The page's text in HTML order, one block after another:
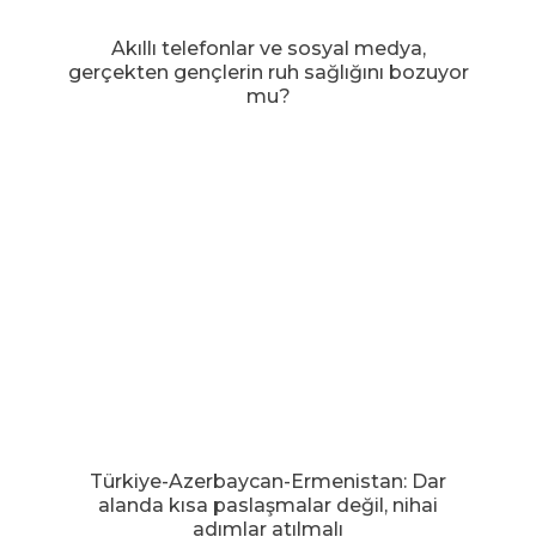
Akıllı telefonlar ve sosyal medya,
gerçekten gençlerin ruh sağlığını bozuyor
mu?
Türkiye-Azerbaycan-Ermenistan: Dar
alanda kısa paslaşmalar değil, nihai
adımlar atılmalı